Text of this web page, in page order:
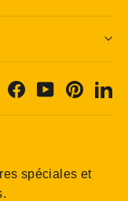
Facebook
YouTube
spéciales et